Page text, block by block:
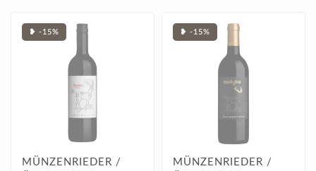
❥ -15%
MÜNZENRIEDER /
❥ -15%
MÜNZENRIEDER /